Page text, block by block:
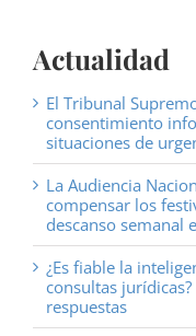
Actualidad
El Tribunal
consentimiento
situaciones de
La Audiencia
compensar los
descanso semanal
¿Es fiable la
consultas
respuestas